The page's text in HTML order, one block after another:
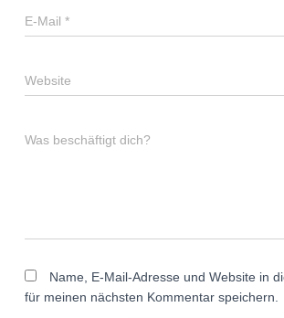
E-Mail *
Website
Was beschäftigt dich?
Name, E-Mail-Adresse und Website in
für meinen nächsten Kommentar speichern.